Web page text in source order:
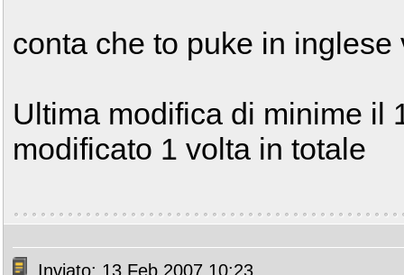
conta che to puke in
Ultima modifica di minime il
modificato 1 volta in totale
Inviato: 13 Feb 2007 10:23